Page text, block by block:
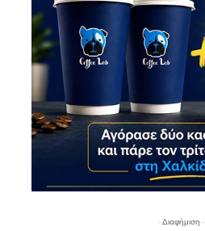
- Διαφήμιση -